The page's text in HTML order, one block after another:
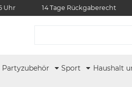
Uhr 14 Tage Rückgaberecht
Partyzubehör Sport Haushalt